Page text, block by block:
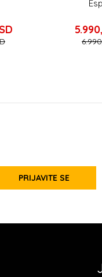
PRIJAVITE SE